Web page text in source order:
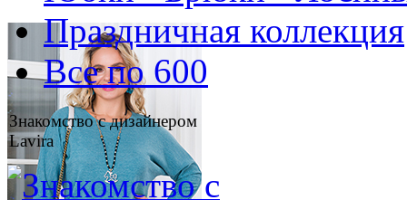
Праздничная коллекция
Все по 600
Знакомство с дизайнером
Lavira